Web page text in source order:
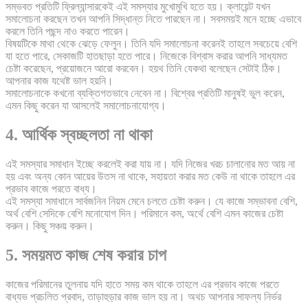
সম্ভবত প্রতিটি ফ্রিল্যান্সারকেই এই সমস্যার মুখোমুখি হতে হয়। ক্লায়েন্ট যখন
সমালোচনা করছেন তখন আপনি সিদ্ধান্ত নিতে পারছেন না। সবসময়ই মনে হচ্ছে এভাবে
করলে তিনি পছন্দ নাও করতে পারেন।
বিষয়টিকে মাথা থেকে ঝেড়ে ফেলুন। তিনি যদি সমালোচনা করেনই তাহলে সবচেয়ে বেশি
যা হতে পারে, সেকাজটি হাতছাড়া হতে পারে। নিজেকে বিশ্বাস করার আপনি সাধ্যমত
চেষ্টা করেছেন, প্রয়োজনে আরো করবেন। হয়থ তিনি যেকথা বলেছেন সেটাই ঠিক।
আপনার কাজ যথেষ্ট ভাল হয়নি।
সমালোচনাকে কখনো ব্যক্তিগতভাবে নেবেন না। বিশ্বের প্রতিটি মানুষই ভুল করেন,
এমন কিছু করেন যা আসলেই সমালোচনাযোগ্য।
4. আর্থিক স্বচ্ছলতা না থাকা
এই সমস্যার সমাধান ইচ্ছে করলেই করা যায় না। যদি নিজের খরচ চালানোর মত আয় না
হয় এবং অন্য কোন আয়ের উতস না থাকে, সহায়তা করার মত কেউ না থাকে তাহলে এর
প্রভাব কাজে পরতে বাধ্য।
এই সমস্যা সমাধানে সার্বজনিন নিয়ম মেনে চলতে চেষ্টা করুন। যে কাজে সম্ভাবনা বেশি,
অর্থ বেশি সেদিকে বেশি মনোযোগ দিন। পরিমানে কম, অর্থে বেশি এমন কাজের চেষ্টা
করুন। কিছু সঞ্চয় করুন।
5. সময়মত কাজ শেষ করার চাপ
কাজের পরিমানের তুলনায় যদি হাতে সময় কম থাকে তাহলে এর প্রভাব কাজে পরতে
বাধ্যভ প্রচলিত প্রবাদ, তাড়াহুড়ার কাজ ভাল হয় না। অথচ আপনার সাফল্য নির্ভর